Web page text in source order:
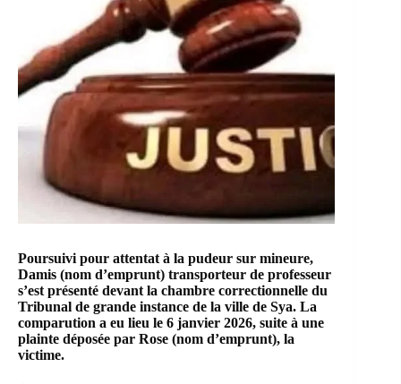
Poursuivi pour attentat à la pudeur sur mineure,
Damis (nom d’emprunt) transporteur de professeur
s’est présenté devant la chambre correctionnelle du
Tribunal de grande instance de la ville de Sya. La
comparution a eu lieu le 6 janvier 2026, suite à une
plainte déposée par Rose (nom d’emprunt), la
victime.